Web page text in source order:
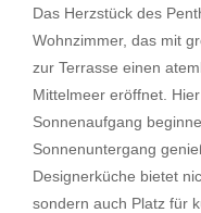
Das Herzstück des
Wohnzimmer, das mit
zur Terrasse einen
Mittelmeer eröffnet.
Sonnenaufgang
Sonnenuntergang
Designerküche bietet
sondern auch Platz für